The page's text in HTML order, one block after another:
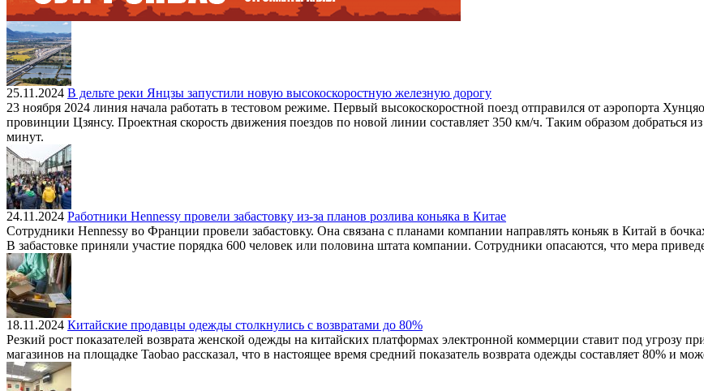
25.11.2024 В дельте реки Янцзы запустили новую высокоскоростную железную дорогу
23 ноября 2024 линия начала работать в тестовом режиме. Первый высокоскоростной поезд отправился от аэропорта
провинции Цзянсу. Проектная скорость движения поездов по новой линии составляет 350 км/ч. Таким образом
минут.
24.11.2024 Работники Hennessy провели забастовку из-за планов розлива коньяка в Китае
Сотрудники Hennessy во Франции провели забастовку. Она связана с планами компании направлять коньяк в Китай в
В забастовке приняли участие порядка 600 человек или половина штата компании. Сотрудники опасаются, что мера
18.11.2024 Китайские продавцы одежды столкнулись с возвратами до 80%
Резкий рост показателей возврата женской одежды на китайских платформах электронной коммерции ставит под угрозу
магазинов на площадке Taobao рассказал, что в настоящее время средний показатель возврата одежды составляет 80% и